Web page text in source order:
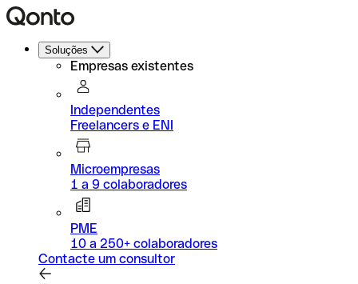
Soluções
Empresas existentes
Independentes
Freelancers e ENI
Microempresas
1 a 9 colaboradores
PME
10 a 250+ colaboradores
Contacte um consultor